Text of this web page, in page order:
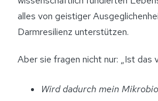
alles von geistiger
Darmresilienz unterstützen.
Aber sie fragen nicht nur: „Ist das
Wird dadurch mein